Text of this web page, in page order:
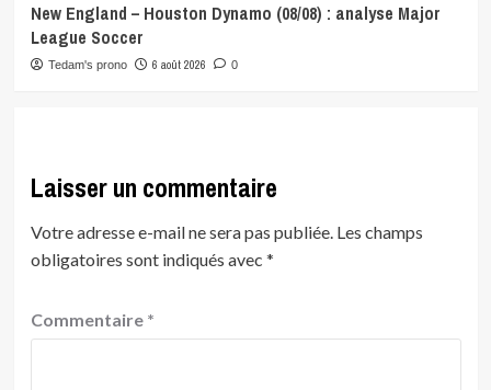
New England – Houston Dynamo (08/08) : analyse Major
League Soccer
Tedam's prono 6 août 2026 0
Laisser un commentaire
Votre adresse e-mail ne sera pas publiée. Les champs
obligatoires sont indiqués avec *
Commentaire *